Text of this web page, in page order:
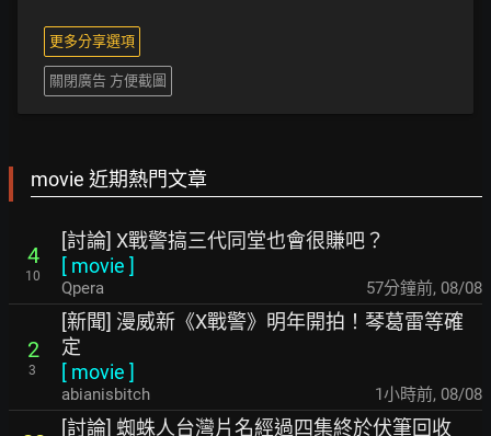
更多分享選項
關閉廣告 方便截圖
movie 近期熱門文章
4
10
[討論] X戰警搞三代同堂也會很賺吧？
[ movie ]
Qpera 57分鐘前, 08/08
2
3
[新聞] 漫威新《X戰警》明年開拍！琴葛雷等確
定
[ movie ]
abianisbitch 1小時前, 08/08
[討論] 蜘蛛人台灣片名經過四集終於伏筆回收